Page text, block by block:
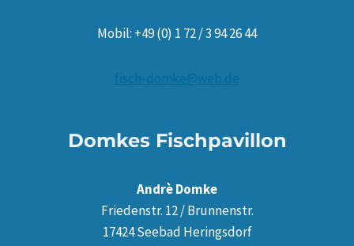
Mobil: +49 (0) 1 72 / 3 94 26 44
fisch-domke@web.de
Domkes Fischpavillon
Andrè Domke
Friedenstr. 12 / Brunnenstr.
17424 Seebad Heringsdorf